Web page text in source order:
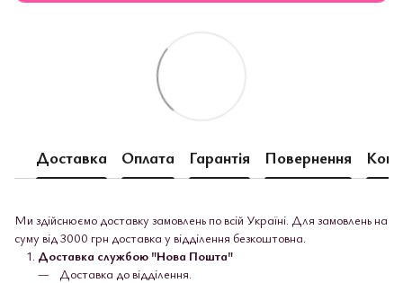
Доставка Оплата Гарантія Повернення
Ми здійснюємо доставку замовлень по всій Україні. Для замовлень на
суму від 3000 грн доставка у відділення безкоштовна.
Доставка службою "Нова Пошта"
Доставка до відділення.